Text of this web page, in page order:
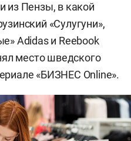
из Пензы, в какой
«Сулугуни»,
Adidas и Reebook
место шведского
«БИЗНЕС Online».